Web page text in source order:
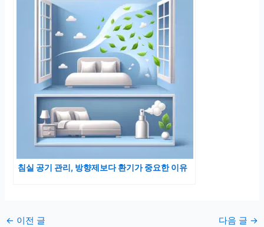
침실 공기 관리, 방향제보다 환기가 중요한 이유
포
← 이전 글 다음 글 →